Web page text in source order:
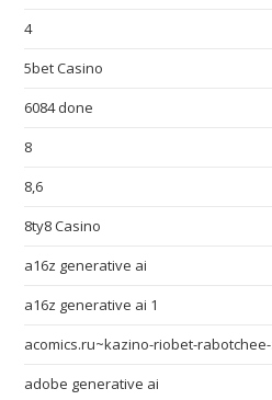
4
5bet Casino
6084 done
8
8,6
8ty8 Casino
a16z generative ai
a16z generative ai 1
acomics.ru~kazino-riobet-
adobe generative ai